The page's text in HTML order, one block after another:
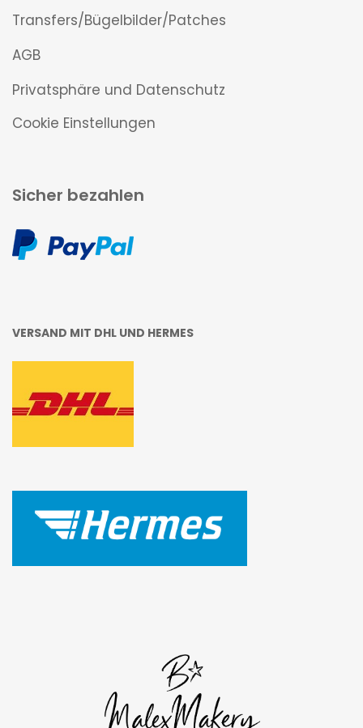
Transfers/Bügelbilder/Patches
AGB
Privatsphäre und Datenschutz
Cookie Einstellungen
Sicher bezahlen
VERSAND MIT DHL UND HERMES